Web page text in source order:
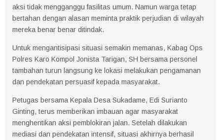
aksi tidak mengganggu fasilitas umum. Namun warga tetap
bertahan dengan alasan meminta praktik perjudian di wilayah
mereka benar benar ditindak.
Untuk mengantisipasi situasi semakin memanas, Kabag Ops
Polres Karo Kompol Jonista Tarigan, SH bersama personel
tambahan turun langsung ke lokasi melakukan pengamanan
dan pendekatan persuasif kepada masyarakat.
Petugas bersama Kepala Desa Sukadame, Edi Surianto
Ginting, terus memberikan imbauan agar masyarakat
menghentikan aksi pemblokiran jalan. Setelah dilakukan
mediasi dan pendekatan intensif, situasi akhirnya berhasil